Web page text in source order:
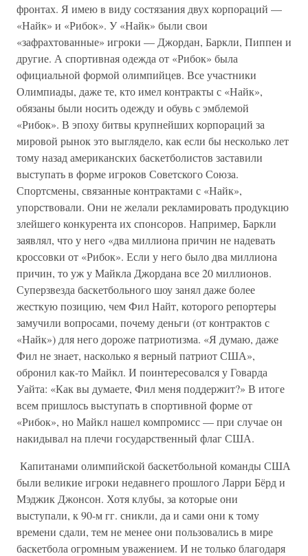
фронтах. Я имею в виду состязания двух корпораций —
«Найк» и «Рибок». У «Найк» были свои
«зафрахтованные» игроки — Джордан, Баркли, Пиппен и
другие. А спортивная одежда от «Рибок» была
официальной формой олимпийцев. Все участники
Олимпиады, даже те, кто имел контракты с «Найк»,
обязаны были носить одежду и обувь с эмблемой
«Рибок». В эпоху битвы крупнейших корпораций за
мировой рынок это выглядело, как если бы несколько лет
тому назад американских баскетболистов заставили
выступать в форме игроков Советского Союза.
Спортсмены, связанные контрактами с «Найк»,
упорствовали. Они не желали рекламировать продукцию
злейшего конкурента их спонсоров. Например, Баркли
заявлял, что у него «два миллиона причин не надевать
кроссовки от «Рибок». Если у него было два миллиона
причин, то уж у Майкла Джордана все 20 миллионов.
Суперзвезда баскетбольного шоу занял даже более
жесткую позицию, чем Фил Найт, которого репортеры
замучили вопросами, почему деньги (от контрактов с
«Найк») для него дороже патриотизма. «Я думаю, даже
Фил не знает, насколько я верный патриот США»,
обронил как-то Майкл. И поинтересовался у Говарда
Уайта: «Как вы думаете, Фил меня поддержит?» В итоге
всем пришлось выступать в спортивной форме от
«Рибок», но Майкл нашел компромисс — при случае он
накидывал на плечи государственный флаг США.
Капитанами олимпийской баскетбольной команды США
были великие игроки недавнего прошлого Ларри Бёрд и
Мэджик Джонсон. Хотя клубы, за которые они
выступали, к 90-м гг. сникли, да и сами они к тому
времени сдали, тем не менее они пользовались в мире
баскетбола огромным уважением. И не только благодаря